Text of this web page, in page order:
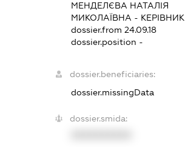
МЕНДЕЛЄВА НАТАЛІЯ
МИКОЛАЇВНА - КЕРІВНИК
dossier.from 24.09.18
dossier.position -
dossier.beneficiaries:
dossier.missingData
dossier.smida: